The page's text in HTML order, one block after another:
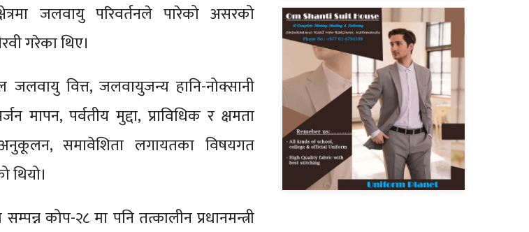
जलवायु परिवर्तनले पारेको असरको
गरेका थिए।
जलवायु वित्त, जलवायुजन्य हानि-नोक्सानी
मापन, पर्वतीय मुद्दा, प्राविधिक र क्षमता
समावेशिता लगायतका विषयगत
थियो।
कोप-२८ मा पनि तत्कालीन प्रधानमन्त्री